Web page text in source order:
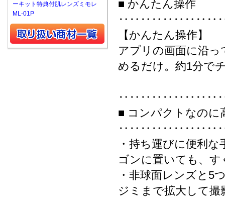
■ かんたん操作
【かんたん操作】
アプリの画面に沿っ
めるだけ。約1分で
■ コンパクトなのに
・持ち運びに便利
ゴンに置いても、
・非球面レンズと5
ジミまで拡大して撮
ーキット特典付肌レンズミモレ
ML-01P